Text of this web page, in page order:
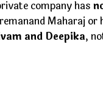
company has
Maharaj or
and Deepika,